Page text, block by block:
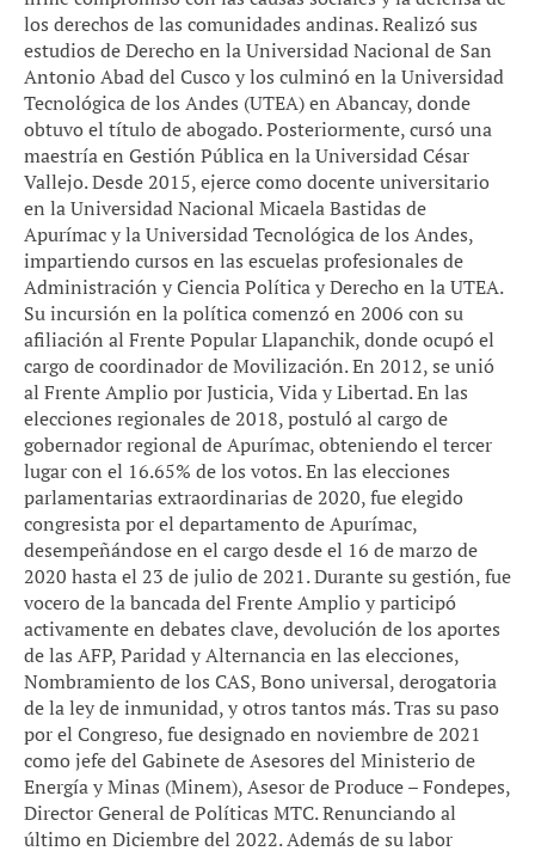
los derechos de las comunidades andinas. Realizó sus
estudios de Derecho en la Universidad Nacional de San
Antonio Abad del Cusco y los culminó en la Universidad
Tecnológica de los Andes (UTEA) en Abancay, donde
obtuvo el título de abogado. Posteriormente, cursó una
maestría en Gestión Pública en la Universidad César
Vallejo. Desde 2015, ejerce como docente universitario
en la Universidad Nacional Micaela Bastidas de
Apurímac y la Universidad Tecnológica de los Andes,
impartiendo cursos en las escuelas profesionales de
Administración y Ciencia Política y Derecho en la UTEA.
Su incursión en la política comenzó en 2006 con su
afiliación al Frente Popular Llapanchik, donde ocupó el
cargo de coordinador de Movilización. En 2012, se unió
al Frente Amplio por Justicia, Vida y Libertad. En las
elecciones regionales de 2018, postuló al cargo de
gobernador regional de Apurímac, obteniendo el tercer
lugar con el 16.65% de los votos. En las elecciones
parlamentarias extraordinarias de 2020, fue elegido
congresista por el departamento de Apurímac,
desempeñándose en el cargo desde el 16 de marzo de
2020 hasta el 23 de julio de 2021. Durante su gestión, fue
vocero de la bancada del Frente Amplio y participó
activamente en debates clave, devolución de los aportes
de las AFP, Paridad y Alternancia en las elecciones,
Nombramiento de los CAS, Bono universal, derogatoria
de la ley de inmunidad, y otros tantos más. Tras su paso
por el Congreso, fue designado en noviembre de 2021
como jefe del Gabinete de Asesores del Ministerio de
Energía y Minas (Minem), Asesor de Produce – Fondepes,
Director General de Políticas MTC. Renunciando al
último en Diciembre del 2022. Además de su labor